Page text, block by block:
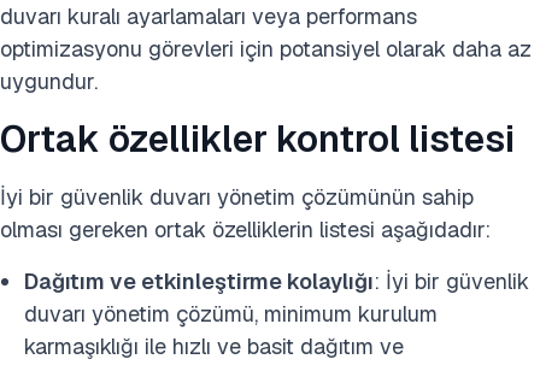
duvarı kuralı ayarlamaları veya performans
optimizasyonu görevleri için potansiyel olarak daha az
uygundur.
Ortak özellikler kontrol listesi
İyi bir güvenlik duvarı yönetim çözümünün sahip
olması gereken ortak özelliklerin listesi aşağıdadır:
Dağıtım ve etkinleştirme kolaylığı: İyi bir güvenlik
duvarı yönetim çözümü, minimum kurulum
karmaşıklığı ile hızlı ve basit dağıtım ve